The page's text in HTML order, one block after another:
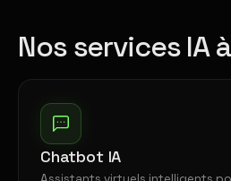
Nos services IA
Chatbot IA